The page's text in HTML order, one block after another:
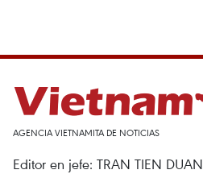
AGENCIA VIETNAMITA DE NOTICIAS
Editor en jefe: TRAN TIEN DUAN